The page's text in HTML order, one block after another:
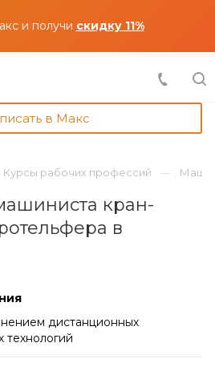
и получи скидку 11%
в Макс
Курсы рабочих профессий
кран-
в
дистанционных
технологий